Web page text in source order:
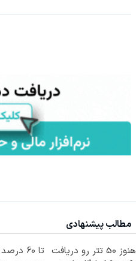
مطالب پیشنهادی
هنوز 50 تتر رو دریافت
تا 60